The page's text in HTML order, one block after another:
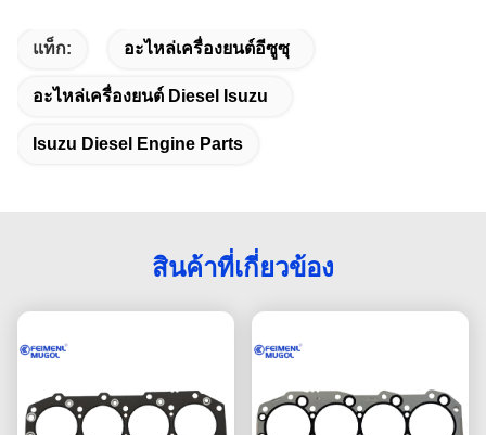
แท็ก: อะไหล่เครื่องยนต์อีซูซุ
อะไหล่เครื่องยนต์ Diesel Isuzu
Isuzu Diesel Engine Parts
สินค้าที่เกี่ยวข้อง